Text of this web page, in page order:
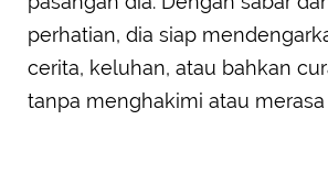
perhatian, dia siap
cerita, keluhan, atau bahkan
tanpa menghakimi atau